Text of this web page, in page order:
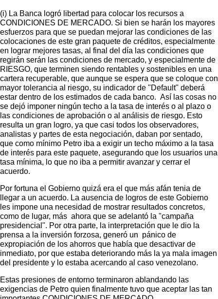
(i) La Banca logró libertad para colocar los recursos a
CONDICIONES DE MERCADO. Si bien se harán los mayores
esfuerzos para que se puedan mejorar las condiciones de las
colocaciones de este gran paquete de créditos, especialmente
en lograr mejores tasas, al final del día las condiciones que
regirán serán las condiciones de mercado, y especialmente de
RIESGO, que terminen siendo rentables y sostenibles en una
cartera recuperable, que aunque se espera que se coloque con
mayor tolerancia al riesgo, su indicador de "Default" deberá
estar dentro de los estimados de cada banco. Así las cosas no
se dejó imponer ningún techo a la tasa de interés o al plazo o
las condiciones de aprobación o al análisis de riesgo. Esto
resulta un gran logro, ya que casi todos los observadores,
analistas y partes de esta negociación, daban por sentado,
que como mínimo Petro iba a exigir un techo máximo a la tasa
de interés para este paquete, asegurando que los usuarios una
tasa mínima, lo que no iba a permitir avanzar y cerrar el
acuerdo.
Por fortuna el Gobierno quizá era el que más afán tenia de
llegar a un acuerdo. La ausencia de logros de este Gobierno
les impone una necesidad de mostrar resultados concretos,
como de lugar, más ahora que se adelantó la "campaña
presidencial". Por otra parte, la interpretación que le dio la
prensa a la inversión forzosa, generó un pánico de
expropiación de los ahorros que había que desactivar de
inmediato, por que estaba deteriorando más la ya mala imagen
del presidente y lo estaba acercando al caso venezolano.
Estas presiones de entorno terminaron ablandando las
exigencias de Petro quien finalmente tuvo que aceptar las tan